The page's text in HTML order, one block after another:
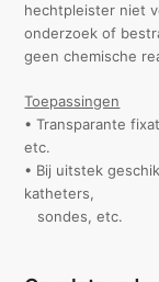
hechtpleister niet
onderzoek of
geen chemische
Toepassingen
• Transparante
etc.
• Bij uitstek
katheters,
sondes, etc.